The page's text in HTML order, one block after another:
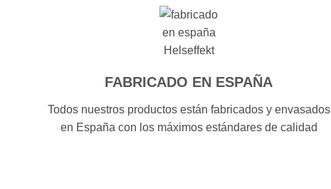
FABRICADO EN ESPAÑA
Todos nuestros productos están fabricados y envasados
en España con los máximos estándares de calidad